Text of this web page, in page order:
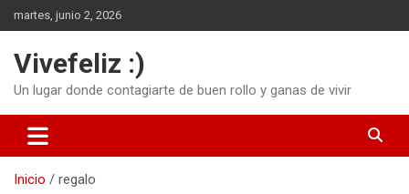
al
martes, junio 2, 2026
Vivefeliz :)
Un lugar donde contagiarte de buen rollo y ganas de vivir
Inicio regalo